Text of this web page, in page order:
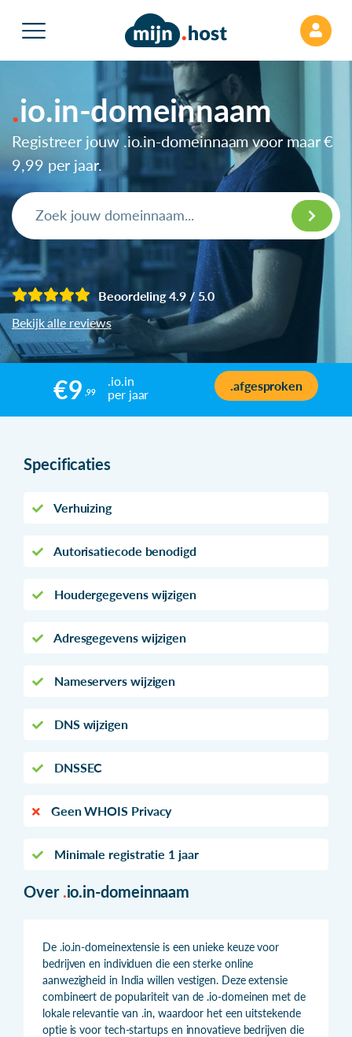
io.in-domeinnaam
Registreer jouw .io.in-domeinnaam voor maar€
9,99 per jaar.
Beoordeling 4.9 / 5.0
Bekijk alle reviews
€9 ,99
.io.in
per jaar
.afgesproken
Specificaties
Verhuizing
Autorisatiecode benodigd
Houdergegevens wijzigen
Adresgegevens wijzigen
Nameservers wijzigen
DNS wijzigen
DNSSEC
Geen WHOIS Privacy
Minimale registratie 1 jaar
Over .io.in-domeinnaam
De .io.in-domeinextensie is een unieke keuze voor
bedrijven en individuen die een sterke online
aanwezigheid in India willen vestigen. Deze extensie
combineert de populariteit van de .io-domeinen met de
lokale relevantie van .in, waardoor het een uitstekende
optie is voor tech-startups en innovatieve bedrijven die